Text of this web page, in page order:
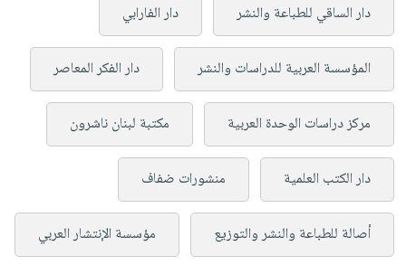
دار الساقي للطباعة والنشر دار الفارابي
المؤسسة العربية للدراسات والنشر دار الفكر المعاصر
مركز دراسات الوحدة العربية مكتبة لبنان ناشرون
دار الكتب العلمية منشورات ضفاف
أصالة للطباعة والنشر والتوزيع مؤسسة الإنتشار العربي